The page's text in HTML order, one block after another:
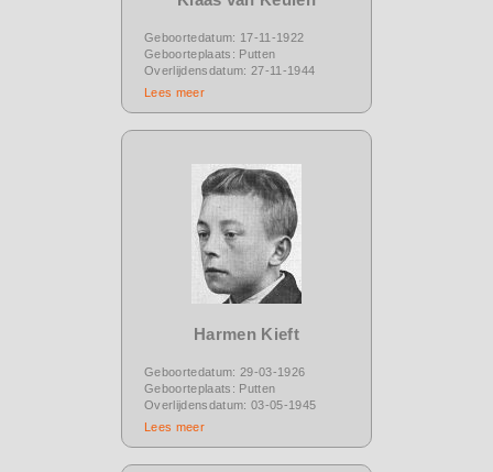
Geboortedatum: 17-11-1922
Geboorteplaats: Putten
Overlijdensdatum: 27-11-1944
Lees meer
Harmen Kieft
Geboortedatum: 29-03-1926
Geboorteplaats: Putten
Overlijdensdatum: 03-05-1945
Lees meer